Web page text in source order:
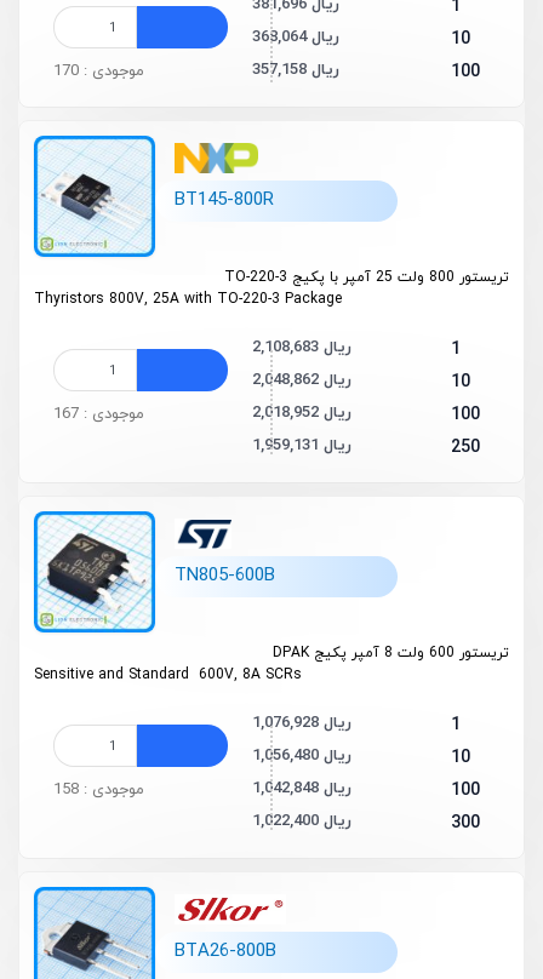
1 381,696 ریال
10 368,064 ریال
100 357,158 ریال موجودی : 170
BT145-800R
تریستور 800 ولت 25 آمپر با پکیج TO-220-3
Thyristors 800V, 25A with TO-220-3 Package
1 2,108,683 ریال
10 2,048,862 ریال
100 2,018,952 ریال
250 1,959,131 ریال
موجودی : 167
TN805-600B
تریستور 600 ولت 8 آمپر پکیج DPAK
Sensitive and Standard 600V, 8A SCRs
1 1,076,928 ریال
10 1,056,480 ریال
100 1,042,848 ریال
300 1,022,400 ریال
موجودی : 158
BTA26-800B